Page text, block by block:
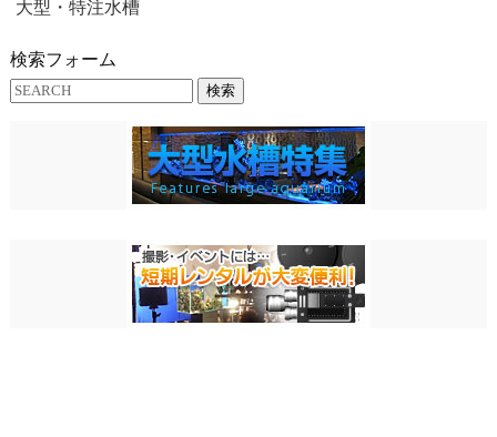
大型・特注水槽
検索フォーム
検索